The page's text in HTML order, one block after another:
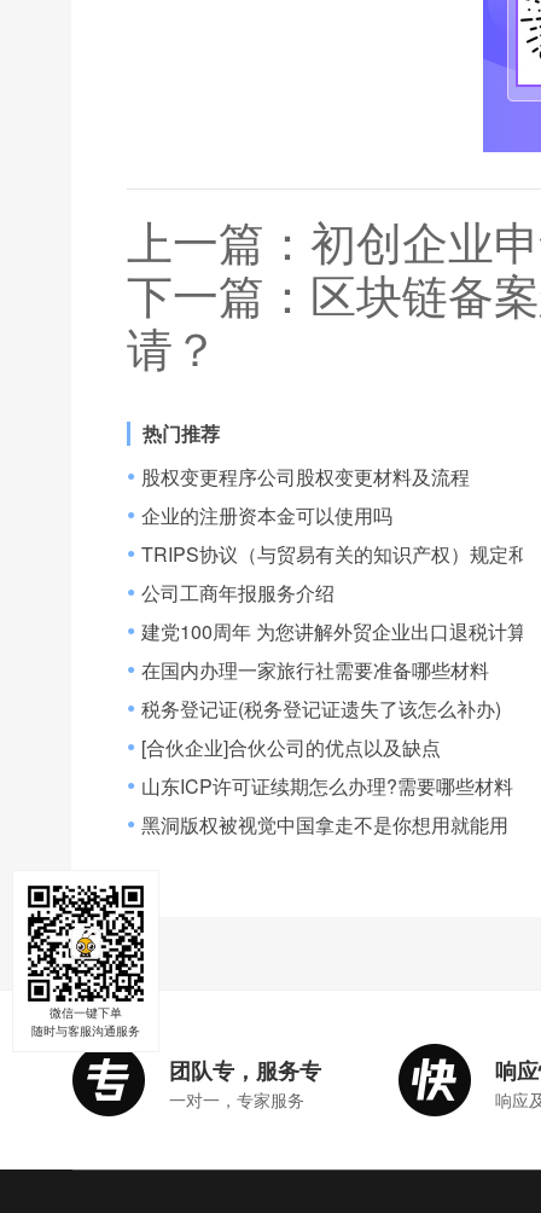
上一篇： 初创企业
下一篇： 区块链备
请？
热门推荐
● 股权变更程序公司股权变更材料及流程
● 企业的注册资本金可以使用吗
● TRIPS协议（与贸易有关的知识产权）规定和
● 公司工商年报服务介绍
● 建党100周年 为您讲解外贸企业出口退税计算
● 在国内办理一家旅行社需要准备哪些材料
● 税务登记证(税务登记证遗失了该怎么补办)
● [合伙企业]合伙公司的优点以及缺点
● 山东ICP许可证续期怎么办理?需要哪些材料
● 黑洞版权被视觉中国拿走不是你想用就能用
团队专，服务专
一对一，专家服务
响
响应
微信一键下单
随时与客服沟通服务